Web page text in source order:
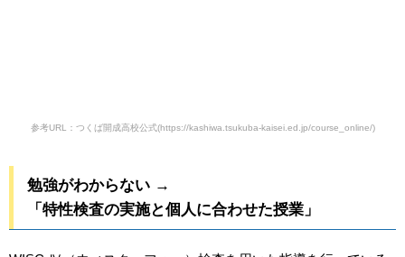
参考URL：つくば開成高校公式(https://kashiwa.tsukuba-kaisei.ed.jp/course_online/)
勉強がわからない →
「特性検査の実施と個人に合わせた授業」